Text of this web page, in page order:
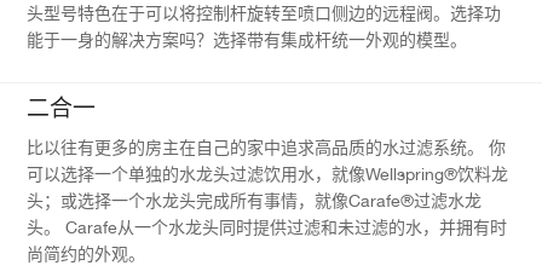
头型号特色在于可以将控制杆旋转至喷口侧边的远程阀。选择功
能于一身的解决方案吗？选择带有集成杆统一外观的模型。
二合一
比以往有更多的房主在自己的家中追求高品质的水过滤系统。 你
可以选择一个单独的水龙头过滤饮用水，就像Wellspring®饮料龙
头；或选择一个水龙头完成所有事情，就像Carafe®过滤水龙
头。 Carafe从一个水龙头同时提供过滤和未过滤的水，并拥有时
尚简约的外观。